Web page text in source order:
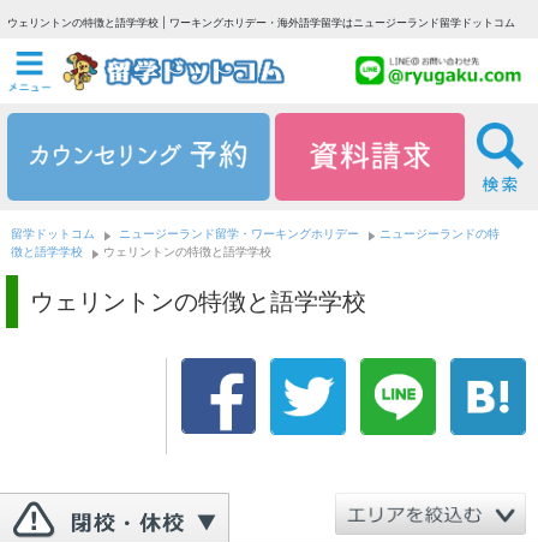
ウェリントンの特徴と語学学校 | ワーキングホリデー・海外語学留学はニュージーランド留学ドットコム
留学ドットコム ニュージーランド留学・ワーキングホリデー
ニュージーランドの特
徴と語学学校
ウェリントンの特徴と語学学校
ウェリントンの特徴と語学学校